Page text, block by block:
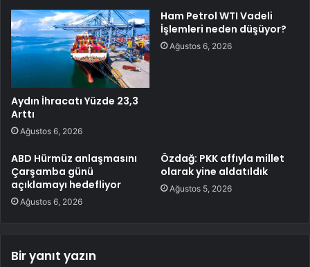
Aydın İhracatı Yüzde 23,3
Arttı
Ağustos 6, 2026
Ham Petrol WTI Vadeli
İşlemleri neden düşüyor?
Ağustos 6, 2026
ABD Hürmüz anlaşmasını
Çarşamba günü
açıklamayı hedefliyor
Ağustos 6, 2026
Özdağ: PKK affıyla millet
olarak yine aldatıldık
Ağustos 5, 2026
Bir yanıt yazın